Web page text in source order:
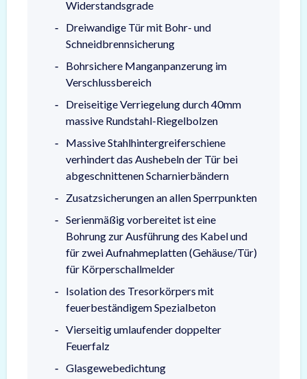
Widerstandsgrade
Dreiwandige Tür mit Bohr- und
Schneidbrennsicherung
Bohrsichere Manganpanzerung im
Verschlussbereich
Dreiseitige Verriegelung durch 40mm
massive Rundstahl-Riegelbolzen
Massive Stahlhintergreiferschiene
verhindert das Aushebeln der Tür bei
abgeschnittenen Scharnierbändern
Zusatzsicherungen an allen Sperrpunkten
Serienmäßig vorbereitet ist eine
Bohrung zur Ausführung des Kabel und
für zwei Aufnahmeplatten (Gehäuse/Tür)
für Körperschallmelder
Isolation des Tresorkörpers mit
feuerbeständigem Spezialbeton
Vierseitig umlaufender doppelter
Feuerfalz
Glasgewebedichtung